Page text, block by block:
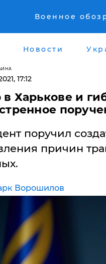
Военное
Новости
17:12
Харькове и
поручил
причин
Ворошилов